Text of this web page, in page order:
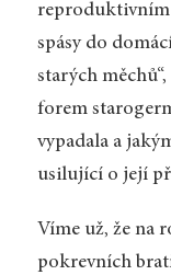
reproduktivním
spásy do
starých
forem
vypadala a
usilující o její
Víme už, že na
pokrevních